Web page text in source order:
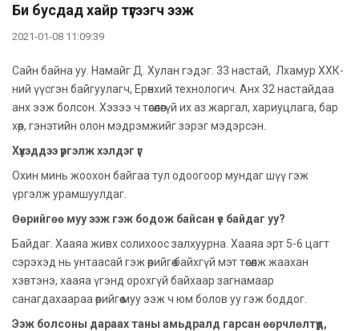
Би бусдад хайр түгээгч ээж
2021-01-08 11:09:39
Сайн байна уу. Намайг Д. Хулан гэдэг. 33 настай, Лхамур ХХК-
ний үүсгэн байгуулагч, Ерөнхий технологич. Анх 32 настайдаа
анх ээж болсон. Хэзээ ч төсөөлөөгүй их аз жаргал, хариуцлага, бар
хөөр, гэнэтийн олон мэдрэмжийг зэрэг мэдэрсэн.
Хүүхэддээ үргэлж хэлдэг үг
Охин минь жоохон байгаа тул одоогоор мундаг шүү гэж
үргэлж урамшуулдаг.
Өөрийгөө муу ээж гэж бодож байсан үе байдаг уу?
Байдаг. Хааяа живх солихоос залхуурна. Хааяа эрт 5-6 цагт
сэрэхэд нь унтаасай гэж өөрийгөө байхгүй мэт төсөөлж жаахан
хэвтэнэ, хааяа үгэнд орохгүй байхаар загнамаар
санагдахаараа өөрийгөө муу ээж ч юм болов уу гэж боддог.
Ээж болсоны дараах таны амьдралд гарсан өөрчлөлтүүд,